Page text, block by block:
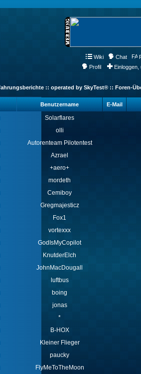
Wiki Chat
Profil
:: operated by SkyTest® :: Foren-
Benutzername E-Mail
Solarflares
olli
Autorenteam Pilotentest
Azrael
+aero+
mordeth
Cemiboy
Gregmajesticz
Fox1
vortexxx
GodIsMyCopilot
KnutderElch
JohnMacDougall
luftbus
boing
jonas
*
B-HOX
Kleiner Flieger
paucky
FlyMeToTheMoon